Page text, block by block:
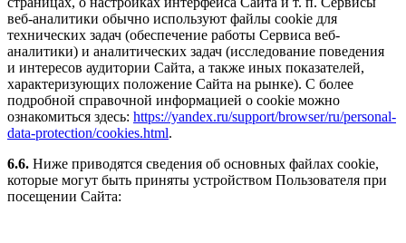
веб-аналитики обычно используют файлы cookie для
технических задач (обеспечение работы Сервиса веб-
аналитики) и аналитических задач (исследование поведения
и интересов аудитории Сайта, а также иных показателей,
характеризующих положение Сайта на рынке). С более
подробной справочной информацией о cookie можно
ознакомиться здесь: https://yandex.ru/support/browser/ru/personal-
data-protection/cookies.html.
6.6. Ниже приводятся сведения об основных файлах cookie,
которые могут быть приняты устройством Пользователя при
посещении Сайта: